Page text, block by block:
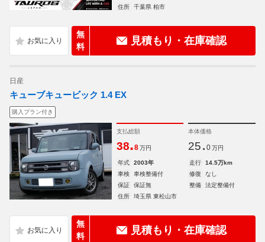
住所
千葉県 柏市
無
料
見積もり・在庫確認
日産
キューブキュービック 1.4 EX
購入プラン付き
支払総額
38.8 万円
本体価格
25. 0 万円
年式 2003年 走行
14.5万km
車検
車検整備付 修復
なし
保証
保証無 整備
法定整備付
住所
埼玉県 東松山市
無
料
見積もり・在庫確認